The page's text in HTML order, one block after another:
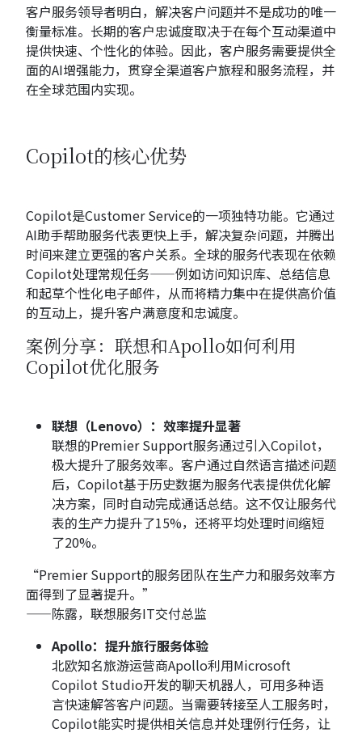
客户服务领导者明白，解决客户问题并不是成功的唯一
衡量标准。长期的客户忠诚度取决于在每个互动渠道中
提供快速、个性化的体验。因此，客户服务需要提供全
面的AI增强能力，贯穿全渠道客户旅程和服务流程，并
在全球范围内实现。
Copilot的核心优势
Copilot是Customer Service的一项独特功能。它通过
AI助手帮助服务代表更快上手，解决复杂问题，并腾出
时间来建立更强的客户关系。全球的服务代表现在依赖
Copilot处理常规任务——例如访问知识库、总结信息
和起草个性化电子邮件，从而将精力集中在提供高价值
的互动上，提升客户满意度和忠诚度。
案例分享：联想和Apollo如何利用
Copilot优化服务
联想（Lenovo）：效率提升显著
联想的Premier Support服务通过引入Copilot，
极大提升了服务效率。客户通过自然语言描述问题
后，Copilot基于历史数据为服务代表提供优化解
决方案，同时自动完成通话总结。这不仅让服务代
表的生产力提升了15%，还将平均处理时间缩短
了20%。
“Premier Support的服务团队在生产力和服务效率方
面得到了显著提升。”
——陈露，联想服务IT交付总监
Apollo：提升旅行服务体验
北欧知名旅游运营商Apollo利用Microsoft
Copilot Studio开发的聊天机器人，可用多种语
言快速解答客户问题。当需要转接至人工服务时，
Copilot能实时提供相关信息并处理例行任务，让